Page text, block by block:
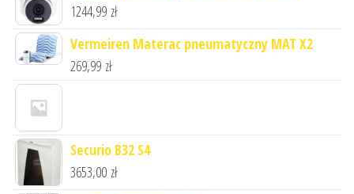
1244,99 zł
Vermeiren Materac pneumatyczny MAT X2
269,99 zł
Securio B32 S4
3653,00 zł